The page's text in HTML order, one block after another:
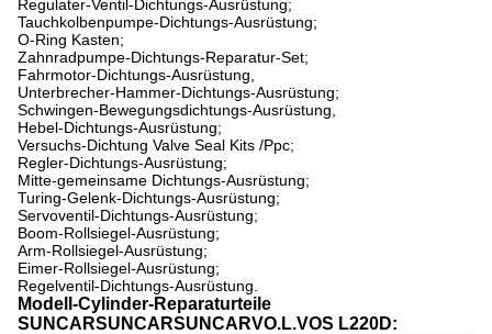
Regulater-Ventil-Dichtungs-Ausrüstung;
Tauchkolbenpumpe-Dichtungs-Ausrüstung;
O-Ring Kasten;
Zahnradpumpe-Dichtungs-Reparatur-Set;
Fahrmotor-Dichtungs-Ausrüstung,
Unterbrecher-Hammer-Dichtungs-Ausrüstung;
Schwingen-Bewegungsdichtungs-Ausrüstung,
Hebel-Dichtungs-Ausrüstung;
Versuchs-Dichtung Valve Seal Kits /Ppc;
Regler-Dichtungs-Ausrüstung;
Mitte-gemeinsame Dichtungs-Ausrüstung;
Turing-Gelenk-Dichtungs-Ausrüstung;
Servoventil-Dichtungs-Ausrüstung;
Boom-Rollsiegel-Ausrüstung;
Arm-Rollsiegel-Ausrüstung;
Eimer-Rollsiegel-Ausrüstung;
Regelventil-Dichtungs-Ausrüstung.
Modell-Cylinder-Reparaturteile
SUNCARSUNCARSUNCARVO.L.VOS L220D: